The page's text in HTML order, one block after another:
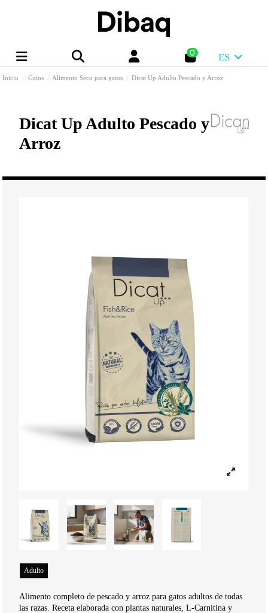
0 ES
Inicio Gatos Alimento Seco para gatos Dicat Up Adulto Pescado y Arroz
Dicat Up Adulto Pescado y
Arroz
Adulto
Alimento completo de pescado y arroz para gatos adultos de todas
las razas. Receta elaborada con plantas naturales, L-Carnitina y